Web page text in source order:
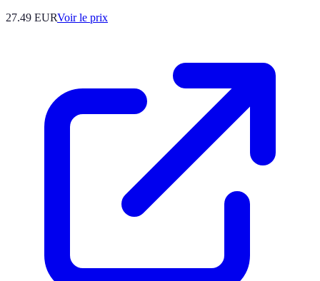
27.49 EURVoir le prix